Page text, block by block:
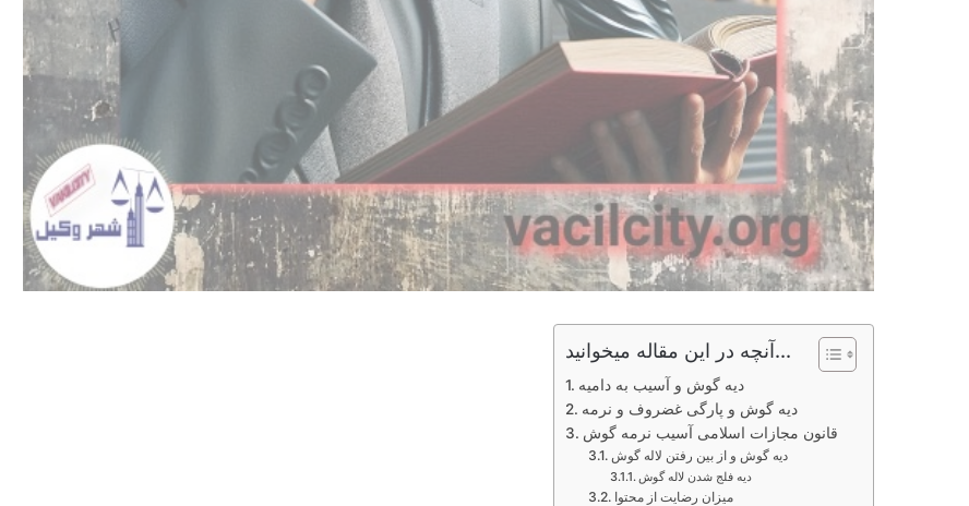
آنچه در این مقاله میخوانید...
دیه گوش و آسیب به دامیه
دیه گوش و پارگی غضروف و نرمه
قانون مجازات اسلامی آسیب نرمه گوش
دیه گوش و از بین رفتن لاله گوش
دیه فلج شدن لاله گوش
میزان رضایت از محتوا